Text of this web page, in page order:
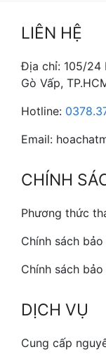
LIÊN HỆ
Địa chỉ: 105/24
Gò Vấp,
Hotline:
Email:
CHÍNH
Phương thức
Chính sách
Chính sách bảo
DỊCH VỤ
Cung cấp